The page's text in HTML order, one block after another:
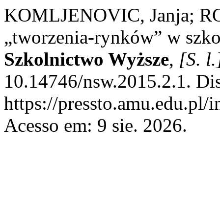
KOMLJENOVIC, Janja;
„tworzenia-rynków” w
Szkolnictwo Wyższe, [S.
10.14746/nsw.2015.2.1.
https://
Acesso em: 9 sie. 2026.